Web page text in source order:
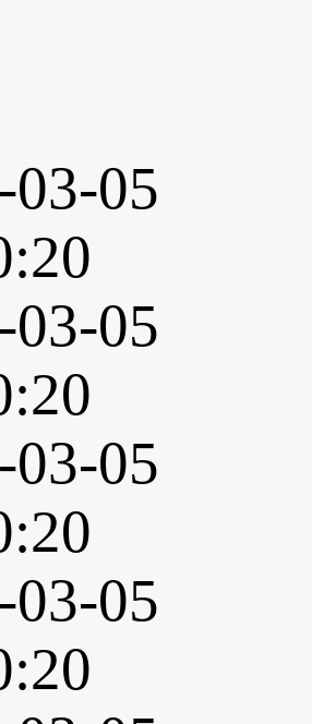
03-05
03-05
03-05
03-05